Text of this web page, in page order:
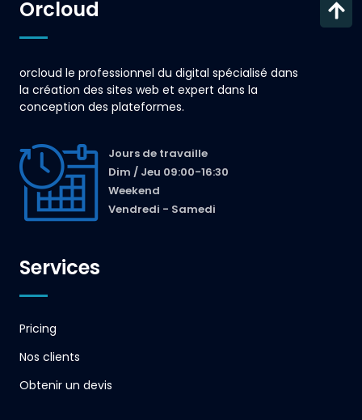
Orcloud
orcloud le professionnel du digital spécialisé dans
la création des sites web et expert dans la
conception des plateformes.
Jours de travaille
Dim / Jeu 09:00-16:30
Weekend
Vendredi - Samedi
Services
Pricing
Nos clients
Obtenir un devis